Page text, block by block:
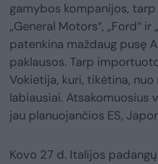
gamybos kompanijos,
„General Motors“, „Ford“ ir
patenkina maždaug pusę
paklausos. Tarp
Vokietija, kuri, tikėtina,
labiausiai. Atsakomuosius
jau planuojančios ES,
Kovo 27 d. Italijos